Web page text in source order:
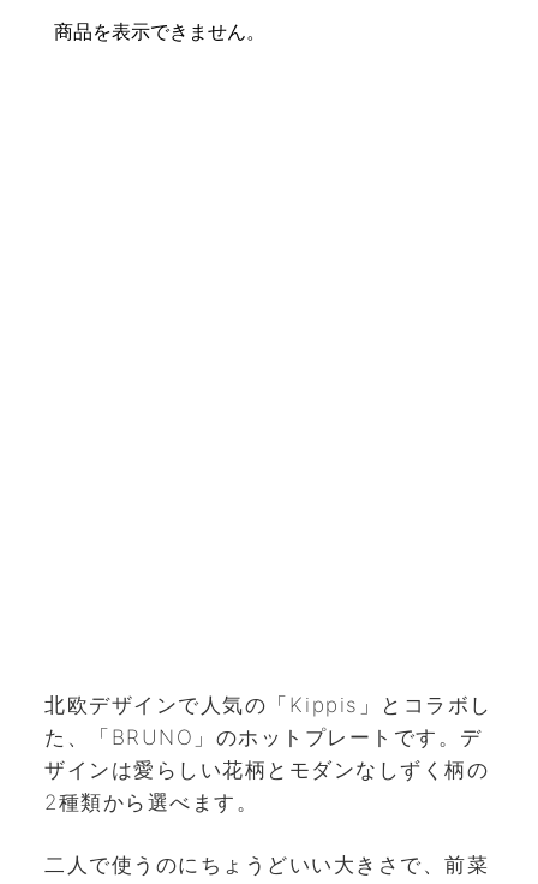
北欧デザインで人気の「Kippis」とコラボし
た、「BRUNO」のホットプレートです。デ
ザインは愛らしい花柄とモダンなしずく柄の
2種類から選べます。
二人で使うのにちょうどいい大きさで、前菜